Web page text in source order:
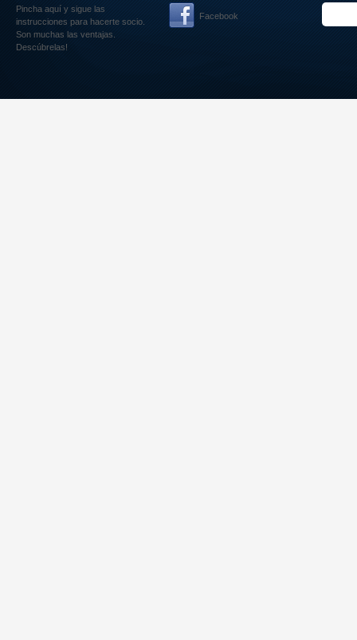
Pincha aquí y sigue las
instrucciones para hacerte socio.
Son muchas las ventajas.
Descúbrelas!
Facebook